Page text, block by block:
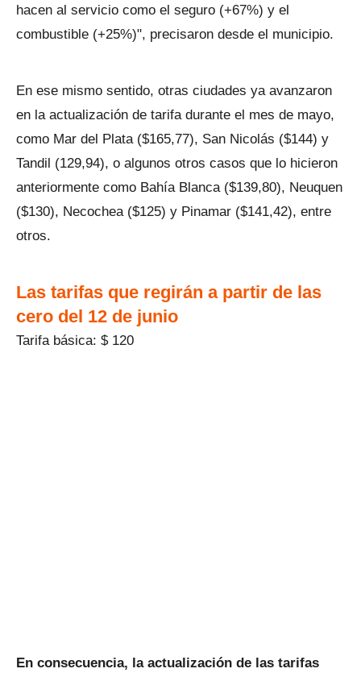
hacen al servicio como el seguro (+67%) y el
combustible (+25%)", precisaron desde el municipio.
En ese mismo sentido, otras ciudades ya avanzaron
en la actualización de tarifa durante el mes de mayo,
como Mar del Plata ($165,77), San Nicolás ($144) y
Tandil (129,94), o algunos otros casos que lo hicieron
anteriormente como Bahía Blanca ($139,80), Neuquen
($130), Necochea ($125) y Pinamar ($141,42), entre
otros.
Las tarifas que regirán a partir de las
cero del 12 de junio
Tarifa básica: $ 120
En consecuencia, la actualización de las tarifas